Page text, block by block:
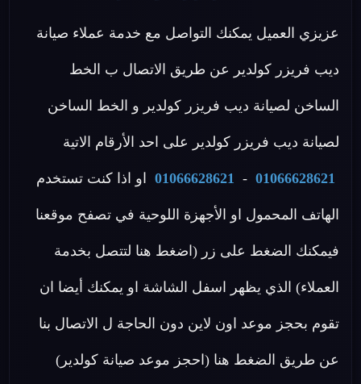
عزيزي العميل يمكنك التواصل مع خدمة عملاء صيانة
ديب فريزر كولدير عن طريق الاتصال ب الخط
الساخن لصيانة ديب فريزر كولدير و الخط الساخن
لصيانة ديب فريزر كولدير على احد الأرقام الاتية
01066628621
-
01066628621 او اذا كنت تستخدم
الهاتف المحمول او الأجهزة اللوحية في تصفح موقعنا
فيمكنك الضغط على زر (اضغط هنا لتتصل بخدمة
العملاء) الذي يظهر اسفل الشاشة او يمكنك أيضا ان
تقوم بحجز موعد اون لاين دون الحاجة ل الاتصال بنا
عن طريق الضغط هنا (احجز موعد صيانة كولدير)